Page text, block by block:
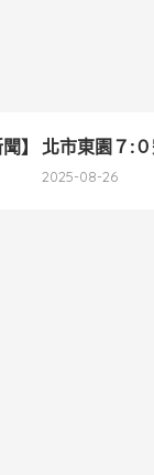
聞】 北市東園７:
2025-08-26